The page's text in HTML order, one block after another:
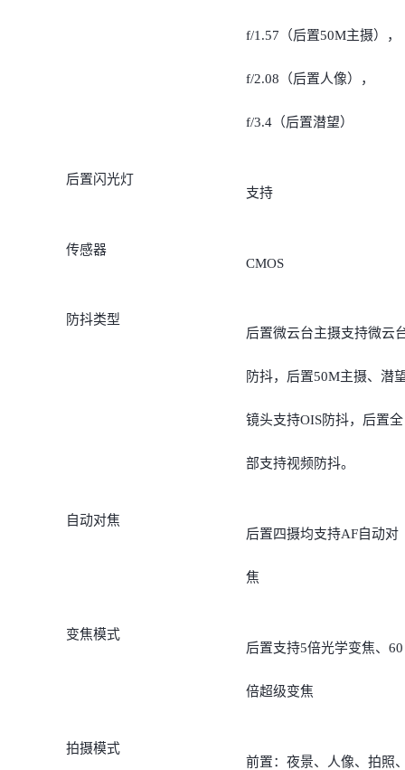
3200万像素人像摄像头
（50mm等效焦段）
800万像素潜望摄像头（5
f/1.57（后置50M主摄），
f/2.08（后置人像），
f/3.4（后置潜望）
后置闪光灯
支持
传感器
CMOS
防抖类型
后置微云台主摄支持微云
防抖，后置50M主摄、潜
镜头支持OIS防抖，后置全
部支持视频防抖。
自动对焦
后置四摄均支持AF自动对
焦
变焦模式
后置支持5倍光学变焦、60
倍超级变焦
拍摄模式
前置：夜景、人像、拍照